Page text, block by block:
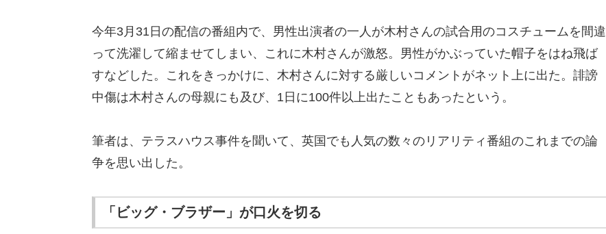
今年3月31日の配信の番組内で、男性出演者の一人が木村さんの試合用のコスチュームを間違
って洗濯して縮ませてしまい、これに木村さんが激怒。男性がかぶっていた帽子をはね飛ば
すなどした。これをきっかけに、木村さんに対する厳しいコメントがネット上に出た。誹謗
中傷は木村さんの母親にも及び、1日に100件以上出たこともあったという。
筆者は、テラスハウス事件を聞いて、英国でも人気の数々のリアリティ番組のこれまでの論
争を思い出した。
「ビッグ・ブラザー」が口火を切る